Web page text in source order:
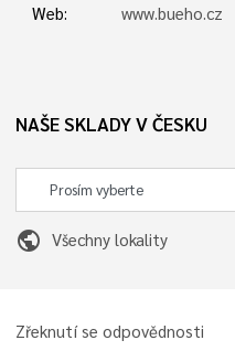
Web:
www.bueho.cz
NAŠE SKLADY V ČESKU
public Všechny lokality
Zřeknutí se odpovědnosti